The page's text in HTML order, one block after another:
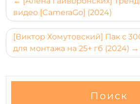
по
записям
видео [CameraGo] (2024)
[Виктор Хомутовский] Пак с
для монтажа на 25+ гб (2024)
Поиск